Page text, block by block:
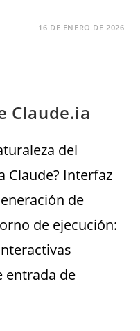
16 DE ENERO DE 2026
Claude.ia
del
Claude? Interfaz
de
de ejecución:
entrada de